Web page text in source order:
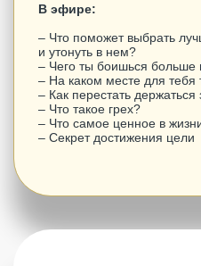
– В чем цель жизни?
– Насколько для тебя важна твоя цель –
– Почему люди не приходят к
– Что такое счастье и как его не путать с
удовольствиями?
– Как 30 минут могут кардинально
жизнь?
– Почему важен активный образ жизни?
– Как сохранять Присутствие в общении
– Что значит любить жизнь и людей?
Событие